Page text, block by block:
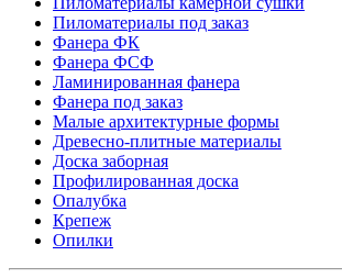
Пиломатериалы под заказ
Фанера ФК
Фанера ФСФ
Ламинированная фанера
Фанера под заказ
Малые архитектурные формы
Древесно-плитные материалы
Доска заборная
Профилированная доска
Опалубка
Крепеж
Опилки